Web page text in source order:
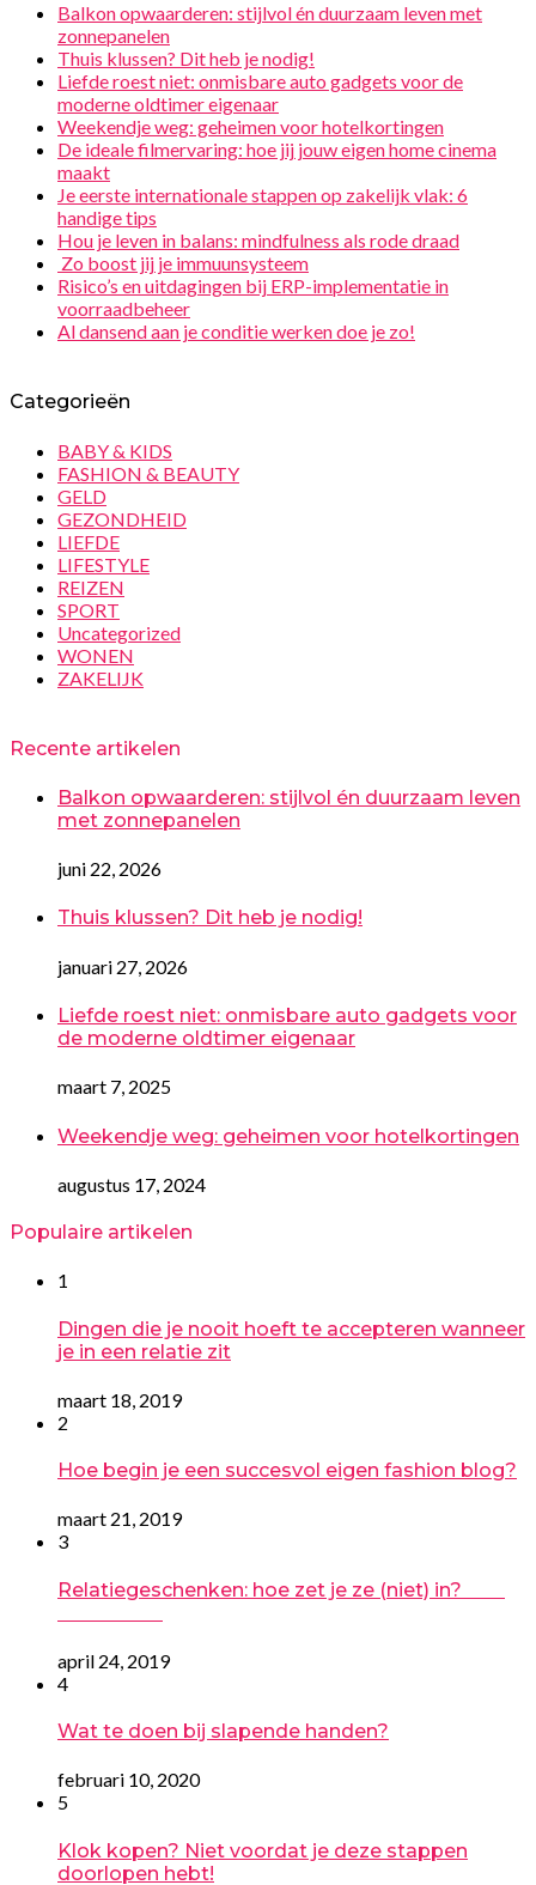
Balkon opwaarderen: stijlvol én duurzaam leven met
zonnepanelen
Thuis klussen? Dit heb je nodig!
Liefde roest niet: onmisbare auto gadgets voor de
moderne oldtimer eigenaar
Weekendje weg: geheimen voor hotelkortingen
De ideale filmervaring: hoe jij jouw eigen home cinema
maakt
Je eerste internationale stappen op zakelijk vlak: 6
handige tips
Hou je leven in balans: mindfulness als rode draad
Zo boost jij je immuunsysteem
Risico’s en uitdagingen bij ERP-implementatie in
voorraadbeheer
Al dansend aan je conditie werken doe je zo!
Categorieën
BABY & KIDS
FASHION & BEAUTY
GELD
GEZONDHEID
LIEFDE
LIFESTYLE
REIZEN
SPORT
Uncategorized
WONEN
ZAKELIJK
Recente artikelen
Balkon opwaarderen: stijlvol én duurzaam leven
met zonnepanelen
juni 22, 2026
Thuis klussen? Dit heb je nodig!
januari 27, 2026
Liefde roest niet: onmisbare auto gadgets voor
de moderne oldtimer eigenaar
maart 7, 2025
Weekendje weg: geheimen voor hotelkortingen
augustus 17, 2024
Populaire artikelen
1
Dingen die je nooit hoeft te accepteren wanneer
je in een relatie zit
maart 18, 2019
2
Hoe begin je een succesvol eigen fashion blog?
maart 21, 2019
3
Relatiegeschenken: hoe zet je ze (niet) in?
april 24, 2019
4
Wat te doen bij slapende handen?
februari 10, 2020
5
Klok kopen? Niet voordat je deze stappen
doorlopen hebt!